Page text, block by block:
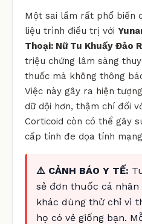
Một sai lầm rất phổ biến
liệu trình điều trị với
Thoại: Nữ Tu Khuấy Đảo
triệu chứng lâm sàng
thuốc mà không thông
Việc này gây ra hiện
dữ dội hơn, thậm chí đối
Corticoid còn có thể gây
cấp tính đe dọa tính
⚠️ CẢNH BÁO Y TẾ:
sẻ đơn thuốc cá
khác dùng thử chỉ vì
họ có vẻ giống bạn.